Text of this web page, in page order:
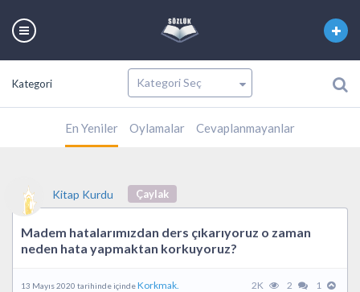
Kategori
En Yeniler Oylamalar Cevaplanmayanlar
Kitap Kurdu Çaylak
Madem hatalarımızdan ders çıkarıyoruz o zaman
neden hata yapmaktan korkuyoruz?
13 Mayıs 2020 tarihinde içindeKorkmak. 2K 2 1